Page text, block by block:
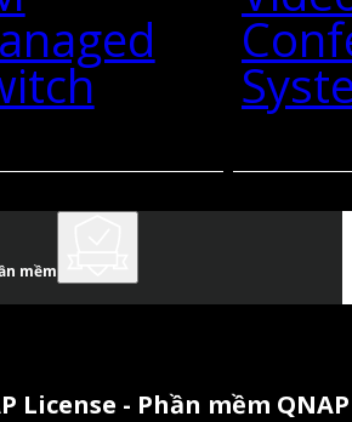
mềm
License - Phần mềm QNAP